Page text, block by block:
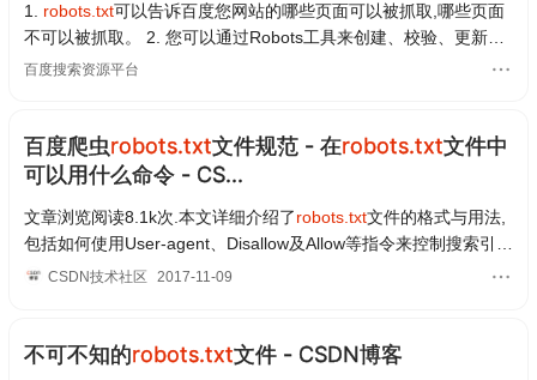
1. robots.txt可以告诉百度您网站的哪些页面可以被抓取,哪些页面
不可以被抓取。 2. 您可以通过Robots工具来创建、校验、更新您
的robots.txt文件,或查看您网站
百度搜索资源平台
百度爬虫robots.txt文件规范 - 在robots.txt文件中
可以用什么命令 - CS...
文章浏览阅读8.1k次.本文详细介绍了robots.txt文件的格式与用法,
包括如何使用User-agent、Disallow及Allow等指令来控制搜索引擎
爬虫对网站内容的抓取,特别指出百度搜索引擎...
CSDN技术社区 2017-11-09
不可不知的robots.txt文件 - CSDN博客